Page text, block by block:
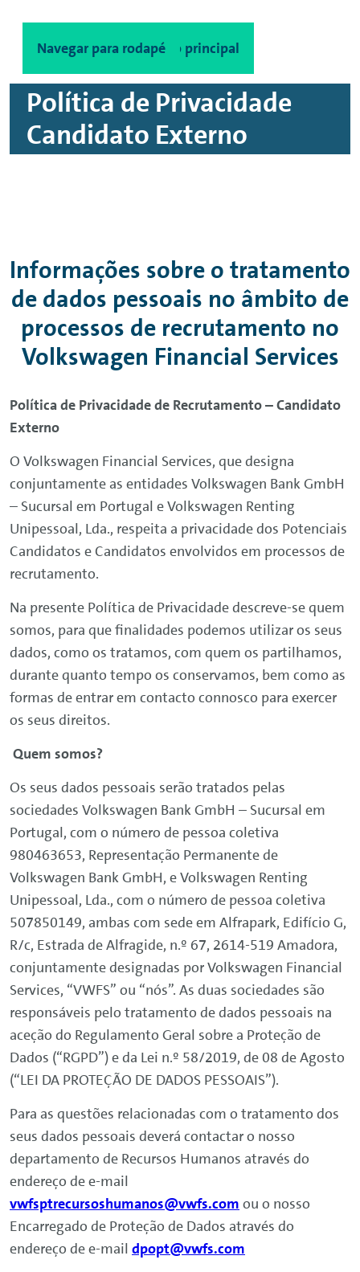
Navegar para conteúdo principal
Navegar para rodapé
Política de Privacidade
Candidato Externo
Informações sobre o tratamento
de dados pessoais no âmbito de
processos de recrutamento no
Volkswagen Financial Services
Política de Privacidade de Recrutamento – Candidato
Externo
O Volkswagen Financial Services, que designa
conjuntamente as entidades Volkswagen BankGmbH
– Sucursal em Portugal eVolkswagen Renting
Unipessoal, Lda., respeita a privacidade dos Potenciais
Candidatos e Candidatos envolvidos em processos de
recrutamento.
Na presente Política de Privacidade descreve-se quem
somos, para que finalidades podemos utilizar os seus
dados, como os tratamos, com quem os partilhamos,
durante quanto tempo os conservamos, bem como as
formas de entrar em contacto connosco para exercer
os seus direitos.
Quem somos?
Os seus dados pessoais serão tratados pelas
sociedades Volkswagen BankGmbH – Sucursal em
Portugal, com o número de pessoa coletiva
980463653, Representação Permanente de
Volkswagen BankGmbH, eVolkswagen Renting
Unipessoal, Lda., com o número de pessoa coletiva
507850149, ambas com sede em Alfrapark, Edifício G,
R/c, Estrada de Alfragide, n.º 67, 2614-519 Amadora,
conjuntamente designadas porVolkswagen Financial
Services, “VWFS” ou “nós”. As duas sociedades são
responsáveis pelo tratamento de dados pessoais na
aceção do Regulamento Geral sobre a Proteção de
Dados (“RGPD”) e da Lei n.º 58/2019, de 08 de Agosto
(“LEI DA PROTEÇÃO DE DADOS PESSOAIS”).
Para as questões relacionadas com o tratamento dos
seus dados pessoais deverá contactar o nosso
departamento de Recursos Humanos através do
endereço de e-mail
vwfsptrecursoshumanos@vwfs.com ou o nosso
Encarregado de Proteção de Dados através do
endereço de e-mail dpopt@vwfs.com